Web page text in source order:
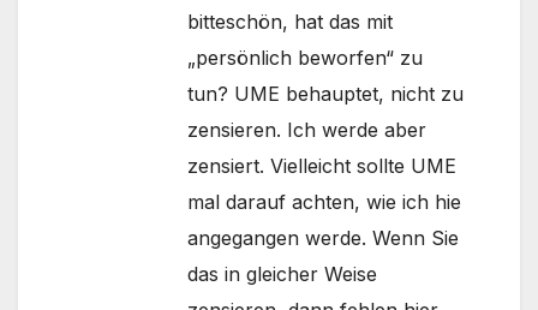
bitteschön, hat das mit
„persönlich beworfen“ zu
tun? UME behauptet, nicht zu
zensieren. Ich werde aber
zensiert. Vielleicht sollte UME
mal darauf achten, wie ich hie
angegangen werde. Wenn Sie
das in gleicher Weise